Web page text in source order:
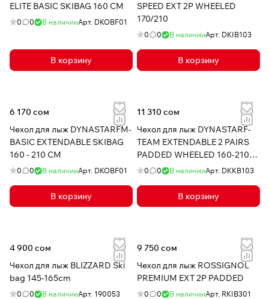
ELITE BASIC SKIBAG 160 CM
0 0 В наличииАрт. DKOBF01
В корзину
SPEED EXT 2P WHEELED
170/210
0 0 В наличииАрт. DKIB103
В корзину
6 170 сом
Чехол для лыж DYNASTARFM-
BASIC EXTENDABLE SKIBAG
160 - 210 CM
0 0 В наличииАрт. DKOBF01
В корзину
11 310 сом
Чехол для лыж DYNASTARF-
TEAM EXTENDABLE 2 PAIRS
PADDED WHEELED 160-210
CM
0 0 В наличииАрт. DKKB103
В корзину
4 900 сом
Чехол для лыж BLIZZARD Ski
bag 145-165cm
0 0 В наличииАрт. 190053
9 750 сом
Чехол для лыж ROSSIGNOL
PREMIUM EXT 2P PADDED
0 0 В наличииАрт. RKIB301